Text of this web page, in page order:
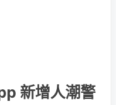
新增人潮警